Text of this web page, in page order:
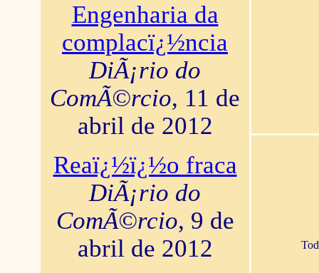
Engenharia da
complacï¿½ncia
DiÃ¡rio do
ComÃ©rcio, 11 de
abril de 2012
Reaï¿½ï¿½o fraca
DiÃ¡rio do
ComÃ©rcio, 9 de
abril de 2012